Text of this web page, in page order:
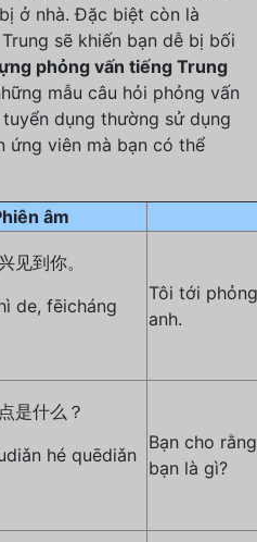
ở nhà. Đặc biệt còn là
sẽ khiến bạn dễ bị bối
phỏng vấn tiếng Trung
mẫu câu hỏi phỏng vấn
dụng thường sử dụng
ứng viên mà bạn có thể
âm
见到你。
de, fēicháng
Tôi tới
anh.
是什么？
hé quēdiǎn
Bạn cho
bạn là gì?